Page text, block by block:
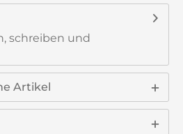
schreiben und
Artikel